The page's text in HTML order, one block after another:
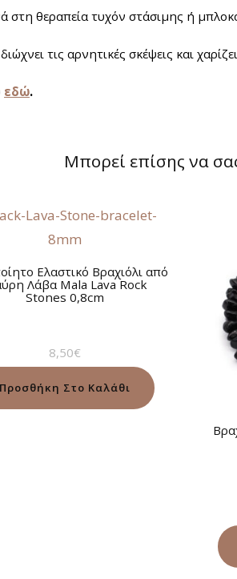
στη θεραπεία τυχόν στάσιμης ή
διώχνει τις αρνητικές σκέψεις και
εδώ.
Μπορεί επίσης να
Ελαστικό Βραχιόλι από
Λάβα Mala Lava Rock
Stones 0,8cm
8,50€
Προσθήκη Στο Καλάθι